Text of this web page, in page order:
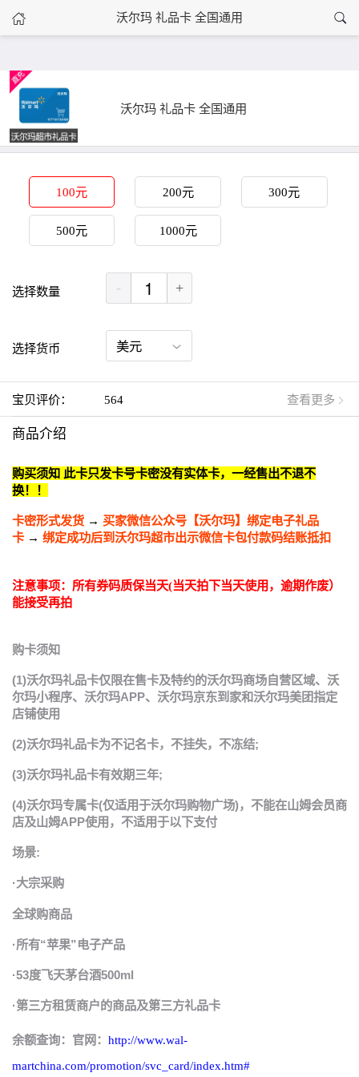
沃尔玛 礼品卡 全国通用
首页 沃尔玛 礼品卡 全国通用
沃尔玛 礼品卡 全国通用
100元 200元 300元
500元 1000元
选择数量 - +
选择货币
宝贝评价： 564 查看更多
商品介绍
购买须知 此卡只发卡号卡密没有实体卡，一经售出不退不
换！！
卡密形式发货 → 买家微信公众号【沃尔玛】绑定电子礼品
卡 → 绑定成功后到沃尔玛超市出示微信卡包付款码结账抵扣
注意事项：所有券码质保当天(当天拍下当天使用，逾期作废）
能接受再拍
购卡须知
(1)沃尔玛礼品卡仅限在售卡及特约的沃尔玛商场自营区域、沃
尔玛小程序、沃尔玛APP、沃尔玛京东到家和沃尔玛美团指定
店铺使用
(2)沃尔玛礼品卡为不记名卡，不挂失，不冻结;
(3)沃尔玛礼品卡有效期三年;
(4)沃尔玛专属卡(仅适用于沃尔玛购物广场)，不能在山姆会员商
店及山姆APP使用， 不适用于以下支付
场景:
·大宗采购
全球购商品
·所有“苹果”电子产品
·53度飞天茅台酒500ml
·第三方租赁商户的商品及第三方礼品卡
余额查询：官网： http://www.wal-
martchina.com/promotion/svc_card/index.htm#